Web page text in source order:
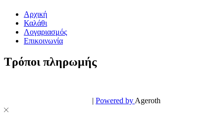
Αρχική
Καλάθι
Λογαριασμός
Επικοινωνία
Τρόποι πληρωμής
| Powered by Ageroth